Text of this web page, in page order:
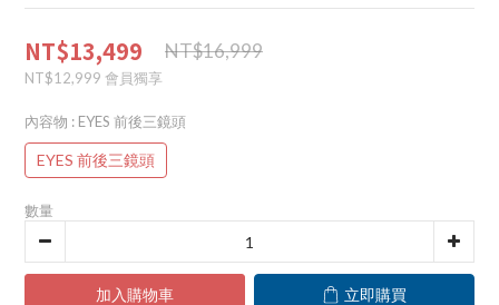
NT$13,499 NT$16,999
NT$12,999 會員獨享
內容物 : EYES 前後三鏡頭
EYES 前後三鏡頭
數量
加入購物車 立即購買